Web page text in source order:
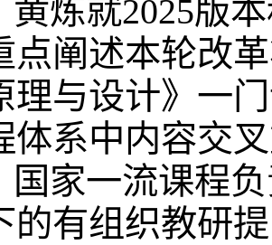
黄炼就2025版
点阐述本轮改
理与设计》一
体系中内容交
国家一流课程
的有组织教研